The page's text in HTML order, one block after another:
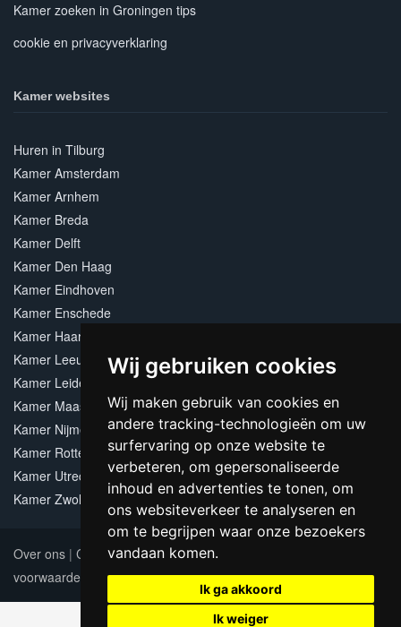
Wij gebruiken cookies
Wij maken gebruik van cookies en
andere tracking-technologieën om uw
surfervaring op onze website te
verbeteren, om gepersonaliseerde
inhoud en advertenties te tonen, om
ons websiteverkeer te analyseren en
om te begrijpen waar onze bezoekers
vandaan komen.
Ik ga akkoord
Ik weiger
Kamer zoeken in Groningen tips
cookie en privacyverklaring
Kamer websites
Huren in Tilburg
Kamer Amsterdam
Kamer Arnhem
Kamer Breda
Kamer Delft
Kamer Den Haag
Kamer Eindhoven
Kamer Enschede
Kamer Haarlem
Kamer Leeuwarden
Kamer Leiden
Kamer Maastricht
Kamer Nijmegen
Kamer Rotterdam
Kamer Utrecht
Kamer Zwolle
Over ons | Contact|Adverteren|Sitemap
voorwaarden
Update cookies preferences